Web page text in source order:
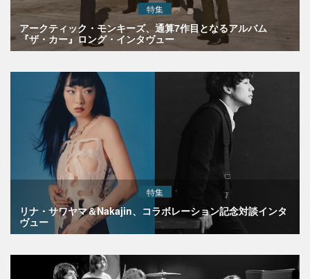
特集
アークティック・モンキーズ、通算7作目となるアルバム
『ザ・カー』ロング・インタヴュー
特集
リナ・サワヤマ＆Nakajin、コラボレーション記念対談インタ
ヴュー